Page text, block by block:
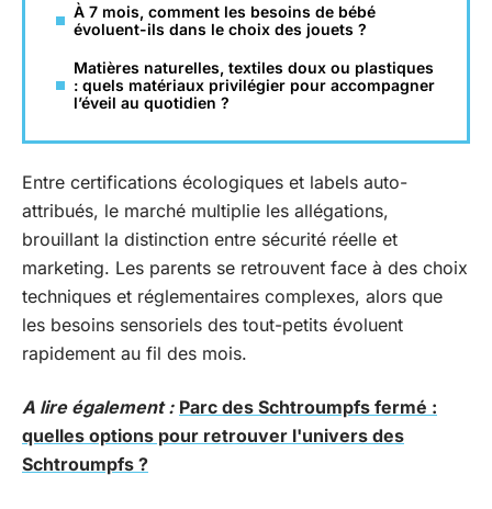
À 7 mois, comment les besoins de bébé
évoluent-ils dans le choix des jouets ?
Matières naturelles, textiles doux ou plastiques
: quels matériaux privilégier pour accompagner
l’éveil au quotidien ?
Entre certifications écologiques et labels auto-
attribués, le marché multiplie les allégations,
brouillant la distinction entre sécurité réelle et
marketing. Les parents se retrouvent face à des choix
techniques et réglementaires complexes, alors que
les besoins sensoriels des tout-petits évoluent
rapidement au fil des mois.
A lire également : Parc des Schtroumpfs fermé :
quelles options pour retrouver l'univers des
Schtroumpfs ?